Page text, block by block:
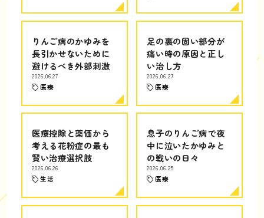
りんご病のかゆみを
長引かせないために
避けるべき外部刺激
2026.06.27
医療
足の裏の固い部分が
痛い時の原因と正し
い治し方
2026.06.27
医療
医療控除と薬価から
考える花粉症の最も
賢い治療選択肢
2026.06.26
生活
息子のりんご病で夜
中に泣いたかゆみと
の戦いの日々
2026.06.25
医療